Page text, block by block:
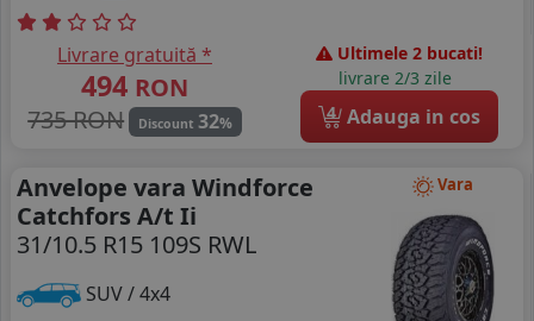
Livrare gratuită *
494 RON
735 RON
Discount 32%
Ultimele 2 bucati!
livrare 2/3 zile
4 Adauga in cos
Vara
Anvelope vara Windforce
Catchfors A/t Ii
31/10.5 R15 109S RWL
SUV / 4x4